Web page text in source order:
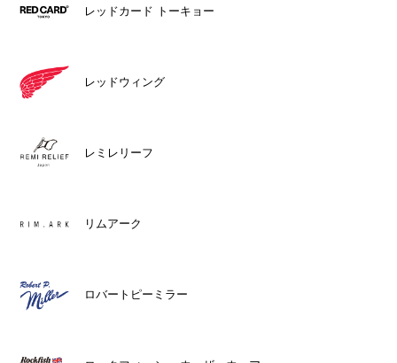
レッドカード トーキョー
レッドウィング
レミレリーフ
リムアーク
ロバートピーミラー